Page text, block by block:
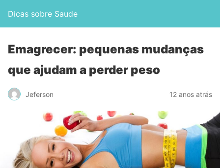
Dicas sobre Saude
Emagrecer: pequenas mudanças
que ajudam a perder peso
Jeferson 12 anos atrás